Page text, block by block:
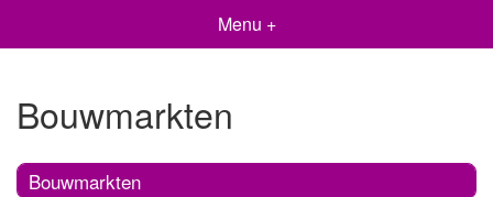
Menu +
Bouwmarkten
Bouwmarkten